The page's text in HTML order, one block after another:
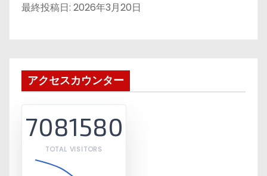
最終投稿日: 2026年3月20日
アクセスカウンター
7081580
TOTAL VISITORS